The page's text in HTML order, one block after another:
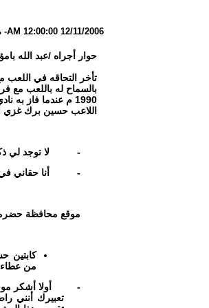
12/11/2006 12:00:00 AM
-
حوار أجراه /عبد الله
تأخر التحاقه في اللعب
بالسماح له باللعب مع
1990 م عندما فاز
اللاعب حسين برك غزي
-
لا توجد لي
-
أنا حقاني
موقع محافظة
كابتين
من عطاء
-
أولا أشكر